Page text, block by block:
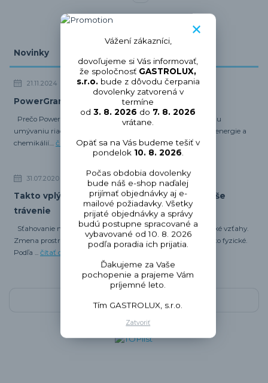
Novinky
21.11.2024
PowerGranules – Revolúcia v umývaní riadu
Prečo PowerGranules? Účinnejšia alternatíva k tradičnému
umývaniu riadu. Ekologickejšia voľba – nižšia spotreba vody, energie a
chemikálií.... čítať celé
31.07.2020
Takto vplýva sťahovanie do iných krajín na naše
trávenie
Sťahovanie neovplyvňuje len spoločenský život a medziľudské vzťahy.
Zmena prostredia ovplyvňuje okrem psychického zdravia aj to fyzické.
Podľa ... čítať celé
Zobraziť všetky novinky
Vážení zákazníci,
dovoľujeme si Vás informovať,
že spoločnosť GASTROLUX,
s.r.o.bude z dôvodu čerpania
dovolenky zatvorená v
termíne
od3. 8. 2026 do 7. 8. 2026
vrátane.
Opäť sa na Vás budeme tešiť v
pondelok 10. 8. 2026.
Počas obdobia dovolenky
bude náš e-shop naďalej
prijímať objednávky aj e-
mailové požiadavky. Všetky
prijaté objednávky a správy
budú postupne spracované a
vybavované od 10. 8. 2026
podľa poradia ich prijatia.
Ďakujeme za Vaše
pochopenie a prajeme Vám
príjemné leto.
Tím GASTROLUX, s.r.o.
Zatvoriť